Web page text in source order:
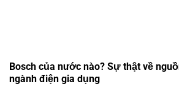
Bosch của nước nào? Sự thật về
ngành điện gia dụng